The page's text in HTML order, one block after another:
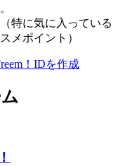
特に気に入っている
メポイント）
！IDを作成